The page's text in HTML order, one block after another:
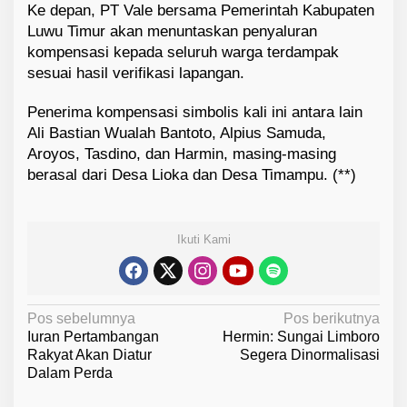
Ke depan, PT Vale bersama Pemerintah Kabupaten
Luwu Timur akan menuntaskan penyaluran
kompensasi kepada seluruh warga terdampak
sesuai hasil verifikasi lapangan.
Penerima kompensasi simbolis kali ini antara lain
Ali Bastian Wualah Bantoto, Alpius Samuda,
Aroyos, Tasdino, dan Harmin, masing-masing
berasal dari Desa Lioka dan Desa Timampu. (**)
Ikuti Kami
N
a
v
Pos sebelumnya
Iuran Pertambangan
Rakyat Akan Diatur
Dalam Perda
Pos berikutnya
Hermin: Sungai Limboro
Segera Dinormalisasi